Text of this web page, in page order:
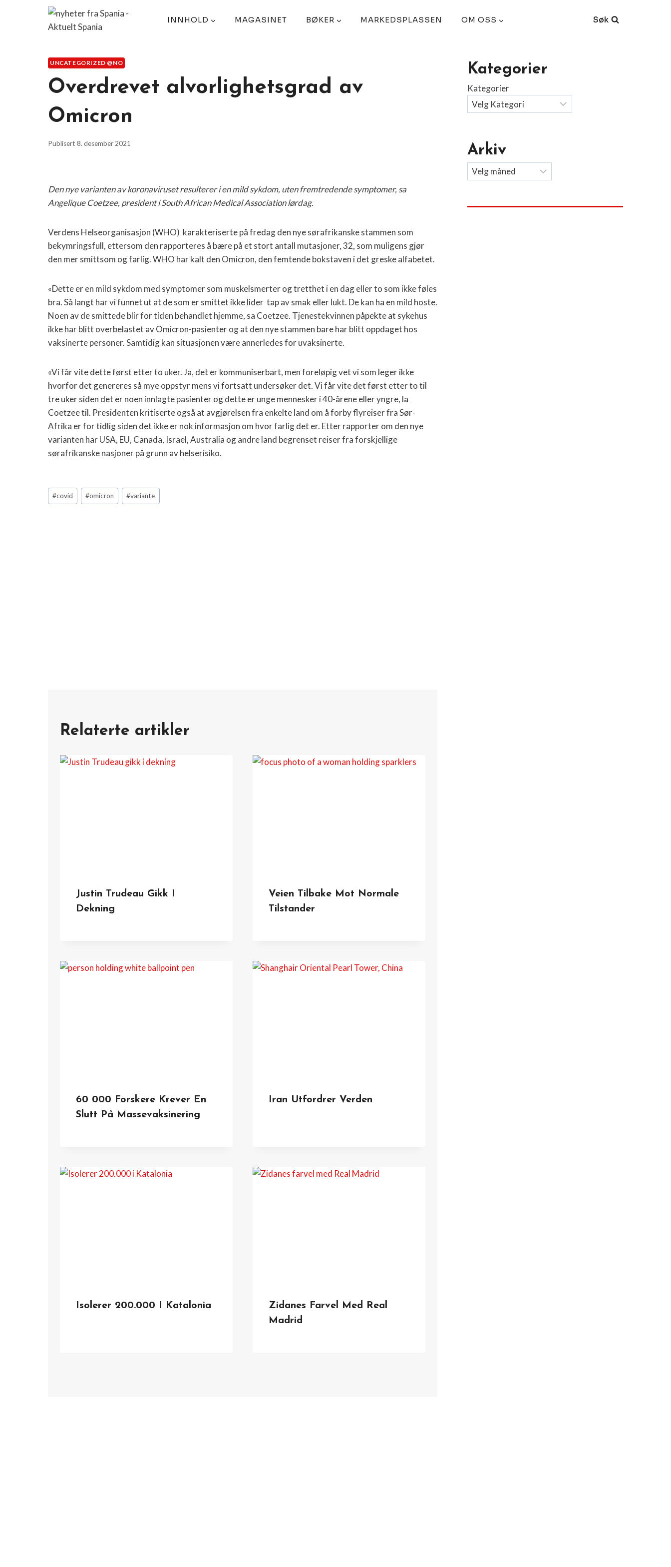
INNHOLD MAGASINET BØKER MARKEDSPLASSEN OM OSS Søk
UNCATEGORIZED @NO
Overdrevet alvorlighetsgrad av
Omicron
Publisert 8. desember 2021
Den nye varianten av koronaviruset resulterer i en mild sykdom, uten fremtredende symptomer, sa
Angelique Coetzee, president i South African Medical Association lørdag.
Verdens Helseorganisasjon (WHO) karakteriserte på fredag den nye sørafrikanske stammen som
bekymringsfull, ettersom den rapporteres å bære på et stort antall mutasjoner, 32, som muligens gjør
den mer smittsom og farlig. WHO har kalt den Omicron, den femtende bokstaven i det greske alfabetet.
«Dette er en mild sykdom med symptomer som muskelsmerter og tretthet i en dag eller to som ikke føles
bra. Så langt har vi funnet ut at de som er smittet ikke lider tap av smak eller lukt. De kan ha en mild hoste.
Noen av de smittede blir for tiden behandlet hjemme, sa Coetzee. Tjenestekvinnen påpekte at sykehus
ikke har blitt overbelastet av Omicron-pasienter og at den nye stammen bare har blitt oppdaget hos
vaksinerte personer. Samtidig kan situasjonen være annerledes for uvaksinerte.
«Vi får vite dette først etter to uker. Ja, det er kommuniserbart, men foreløpig vet vi som leger ikke
hvorfor det genereres så mye oppstyr mens vi fortsatt undersøker det. Vi får vite det først etter to til
tre uker siden det er noen innlagte pasienter og dette er unge mennesker i 40-årene eller yngre, la
Coetzee til. Presidenten kritiserte også at avgjørelsen fra enkelte land om å forby flyreiser fra Sør-
Afrika er for tidlig siden det ikke er nok informasjon om hvor farlig det er. Etter rapporter om den nye
varianten har USA, EU, Canada, Israel, Australia og andre land begrenset reiser fra forskjellige
sørafrikanske nasjoner på grunn av helserisiko.
Post
Tags:
#covid #omicron #variante
Relaterte artikler
Justin Trudeau Gikk I
Dekning
Veien Tilbake Mot Normale
Tilstander
60 000 Forskere Krever En
Slutt På Massevaksinering
Iran Utfordrer Verden
Isolerer 200.000 I Katalonia
Zidanes Farvel Med Real
Madrid
Kategorier
Kategorier
Arkiv
Arkiv